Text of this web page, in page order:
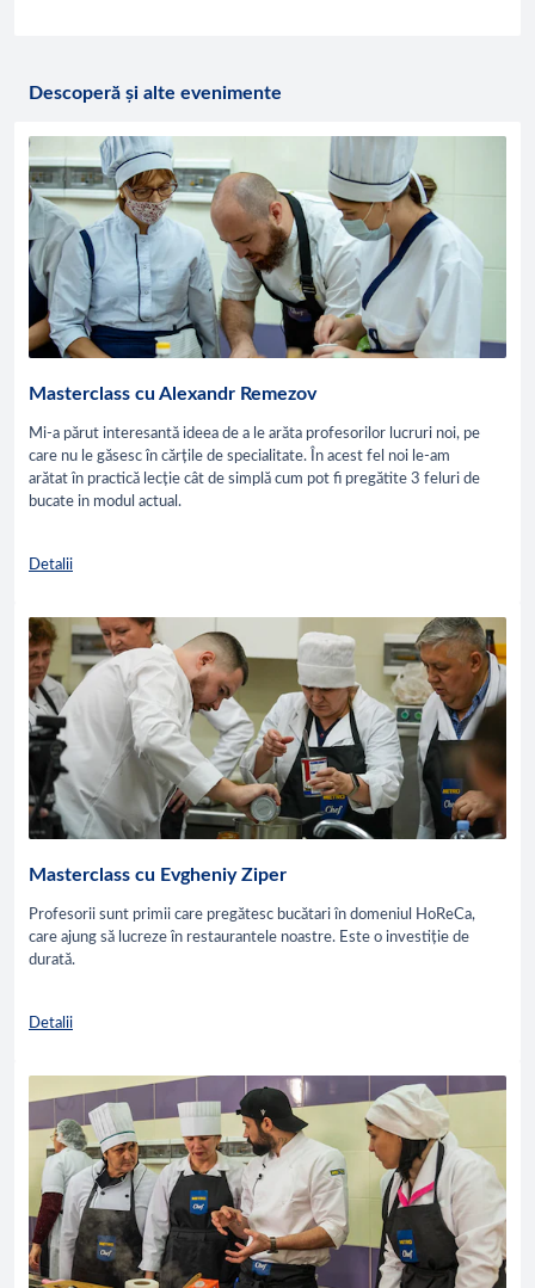
Descoperă și alte evenimente
Masterclass cu Alexandr Remezov
Mi-a părut interesantă ideea de a le arăta profesorilor lucruri noi, pe
care nu le găsesc în cărțile de specialitate. În acest fel noi le-am
arătat în practică lecție cât de simplă cum pot fi pregătite 3 feluri de
bucate in modul actual.
Detalii
Masterclass cu Evgheniy Ziper
Profesorii sunt primii care pregătesc bucătari în domeniul HoReCa,
care ajung să lucreze în restaurantele noastre. Este o investiție de
durată.
Detalii